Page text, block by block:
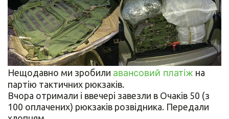
Нещодавно ми зробили авансовий платіж на
партію тактичних рюкзаків.
Вчора отримали і ввечері завезли в Очаків 50 (з
100 оплачених) рюкзаків розвідника. Передали